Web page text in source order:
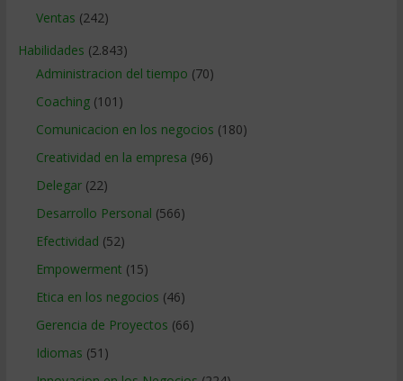
Ventas (242)
Habilidades (2.843)
Administracion del tiempo (70)
Coaching(101)
Comunicacion en los negocios (180)
Creatividad en la empresa (96)
Delegar(22)
Desarrollo Personal (566)
Efectividad (52)
Empowerment (15)
Etica en los negocios (46)
Gerencia de Proyectos (66)
Idiomas (51)